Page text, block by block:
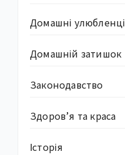
Домашні улюбленці
Домашній затишок
Законодавство
Здоров’я та краса
Історія